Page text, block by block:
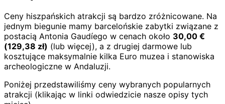
Ceny hiszpańskich atrakcji są bardzo zróżnicowane. Na
jednym biegunie mamy barcelońskie zabytki związane z
postacią Antonia Gaudíego w cenach około 30,00 €
(129,38 zł) (lub więcej), a z drugiej darmowe lub
kosztujące maksymalnie kilka Euro muzea i stanowiska
archeologiczne w Andaluzji.
Poniżej przedstawiliśmy ceny wybranych popularnych
atrakcji (klikając w linki odwiedzicie nasze opisy tych